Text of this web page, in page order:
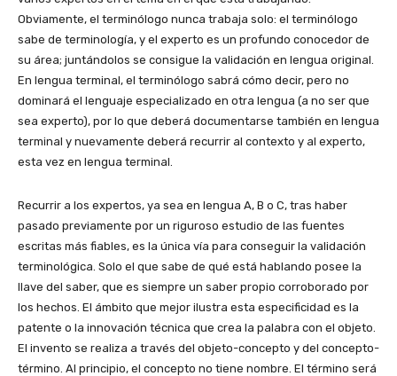
Obviamente, el terminólogo nunca trabaja solo: el terminólogo
sabe de terminología, y el experto es un profundo conocedor de
su área; juntándolos se consigue la validación en lengua original.
En lengua terminal, el terminólogo sabrá cómo decir, pero no
dominará el lenguaje especializado en otra lengua (a no ser que
sea experto), por lo que deberá documentarse también en lengua
terminal y nuevamente deberá recurrir al contexto y al experto,
esta vez en lengua terminal.
Recurrir a los expertos, ya sea en lengua A, B o C, tras haber
pasado previamente por un riguroso estudio de las fuentes
escritas más fiables, es la única vía para conseguir la validación
terminológica. Solo el que sabe de qué está hablando posee la
llave del saber, que es siempre un saber propio corroborado por
los hechos. El ámbito que mejor ilustra esta especificidad es la
patente o la innovación técnica que crea la palabra con el objeto.
El invento se realiza a través del objeto-concepto y del concepto-
término. Al principio, el concepto no tiene nombre. El término será